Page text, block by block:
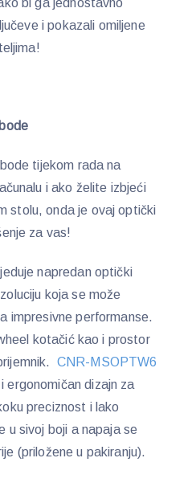
i pokazali omiljene
tijekom rada na
i ako želite izbjeći
stolu, onda je ovaj optički
za vas!
napredan optički
koja se može
impresivne performanse.
kotačić kao i prostor
CNR-MSOPTW6
ergonomičan dizajn za
preciznost i lako
u sivoj boji a napaja se
(priložene u pakiranju).